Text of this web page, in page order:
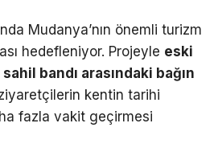
Mudanya’nın önemli turizm
hedefleniyor. Projeyle eski
bandı arasındaki bağın
kentin tarihi
fazla vakit geçirmesi